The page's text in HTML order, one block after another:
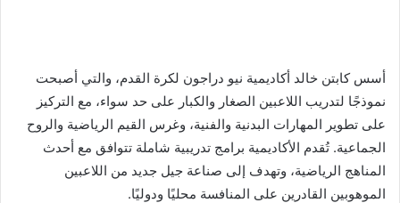
أسس كابتن خالد أكاديمية نيو دراجون لكرة القدم، والتي أصبحت
نموذجًا لتدريب اللاعبين الصغار والكبار على حد سواء، مع التركيز
على تطوير المهارات البدنية والفنية، وغرس القيم الرياضية والروح
الجماعية. تُقدم الأكاديمية برامج تدريبية شاملة تتوافق مع أحدث
المناهج الرياضية، وتهدف إلى صناعة جيل جديد من اللاعبين
الموهوبين القادرين على المنافسة محليًا ودوليًا.